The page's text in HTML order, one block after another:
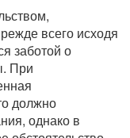
всего исходя
заботой о
При
должно
однако в